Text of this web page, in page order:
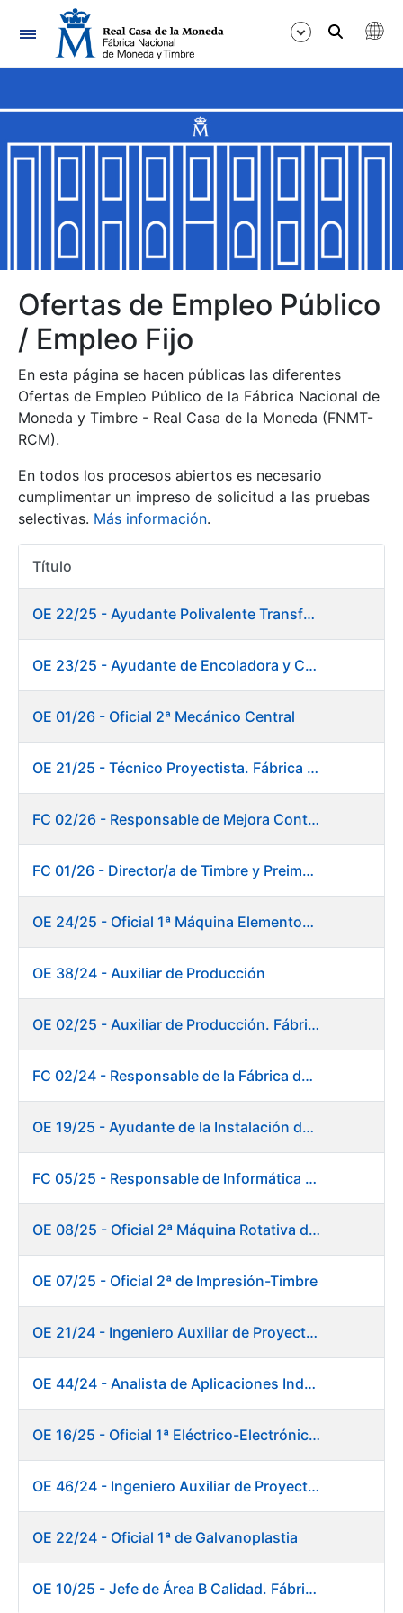
Navegación
Mostrar/Ocultar
Mostrar/Ocultar
Mostrar/Ocultar
Mostrar/Ocultar
Mostrar/Ocultar
Mostrar/Ocultar
Mostrar/Ocultar
Mostrar/Ocultar
Ofertas de Empleo Público
/ Empleo Fijo
En esta página se hacen públicas las diferentes
Ofertas de Empleo Público de la Fábrica Nacional de
Moneda y Timbre - Real Casa de la Moneda (FNMT-
RCM).
En todos los procesos abiertos es necesario
cumplimentar un impreso de solicitud a las pruebas
selectivas. Más información.
Título
OE 22/25 - Ayudante Polivalente Transformados/Acabados
OE 23/25 - Ayudante de Encoladora y Calandra Máquina de Papel. Fábrica de Papel
OE 01/26 - Oficial 2ª Mecánico Central
OE 21/25 - Técnico Proyectista. Fábrica de Papel
FC 02/26 - Responsable de Mejora Continua - Burgos
FC 01/26 - Director/a de Timbre y Preimpresión
OE 24/25 - Oficial 1ª Máquina Elementos de Seguridad
OE 38/24 - Auxiliar de Producción
OE 02/25 - Auxiliar de Producción. Fábrica de Papel
FC 02/24 - Responsable de la Fábrica de Papel (Burgos)
OE 19/25 - Ayudante de la Instalación de Preparación de Pastas. Fábrica de Papel
FC 05/25 - Responsable de Informática de Sistemas y Atención a Usuarios
OE 08/25 - Oficial 2ª Máquina Rotativa de Sellos
OE 07/25 - Oficial 2ª de Impresión-Timbre
OE 21/24 - Ingeniero Auxiliar de Proyectos
OE 44/24 - Analista de Aplicaciones Industriales
OE 16/25 - Oficial 1ª Eléctrico-Electrónico Fábrica Papel
OE 46/24 - Ingeniero Auxiliar de Proyectos. Ceres
OE 22/24 - Oficial 1ª de Galvanoplastia
OE 10/25 - Jefe de Área B Calidad. Fábrica Papel